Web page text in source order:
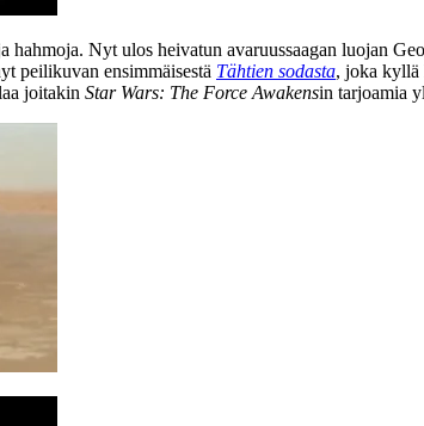
hahmoja. Nyt ulos heivatun avaruussaagan luojan
peilikuvan ensimmäisestä Tähtien sodasta, joka kyllä
joitakin Star Wars: The Force Awakensin tarjoamia